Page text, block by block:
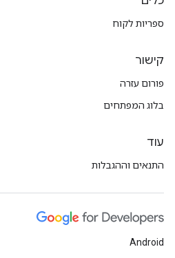
ספריות לקוח
קישור
פורום עזרה
בלוג המפתחים
עוד
התנאים וההגבלות
Android